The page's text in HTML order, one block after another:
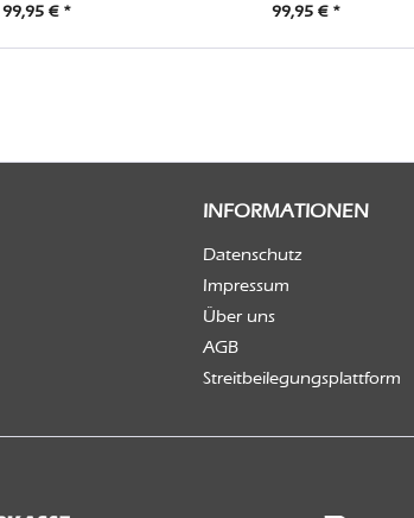
99,95 € *
99,95 € *
INFORMATIONEN
Datenschutz
Impressum
Über uns
AGB
Streitbeilegungsplattform